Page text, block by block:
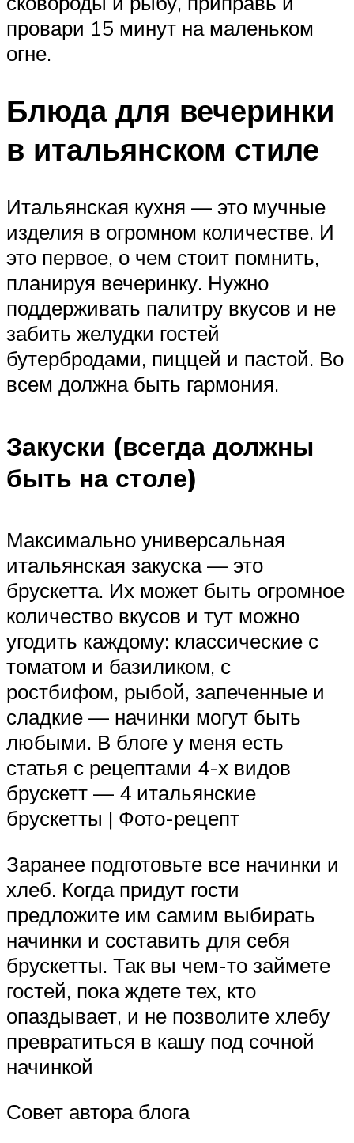
провари 15 минут на маленьком
огне.
Блюда для вечеринки
в итальянском стиле
Итальянская кухня — это мучные
изделия в огромном количестве. И
это первое, о чем стоит помнить,
планируя вечеринку. Нужно
поддерживать палитру вкусов и не
забить желудки гостей
бутербродами, пиццей и пастой. Во
всем должна быть гармония.
Закуски (всегда должны
быть на столе)
Максимально универсальная
итальянская закуска — это
брускетта. Их может быть огромное
количество вкусов и тут можно
угодить каждому: классические с
томатом и базиликом, с
ростбифом, рыбой, запеченные и
сладкие — начинки могут быть
любыми. В блоге у меня есть
статья с рецептами 4-х видов
брускетт — 4 итальянские
брускетты | Фото-рецепт
Заранее подготовьте все начинки и
хлеб. Когда придут гости
предложите им самим выбирать
начинки и составить для себя
брускетты. Так вы чем-то займете
гостей, пока ждете тех, кто
опаздывает, и не позволите хлебу
превратиться в кашу под сочной
начинкой
Совет автора блога